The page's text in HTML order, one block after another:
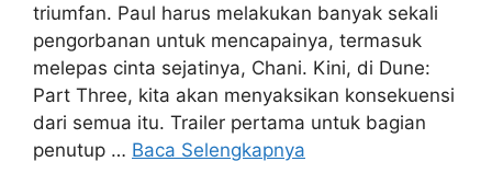
triumfan. Paul harus melakukan banyak sekali
pengorbanan untuk mencapainya, termasuk
melepas cinta sejatinya, Chani. Kini, di Dune:
Part Three, kita akan menyaksikan konsekuensi
dari semua itu. Trailer pertama untuk bagian
penutup … Baca Selengkapnya